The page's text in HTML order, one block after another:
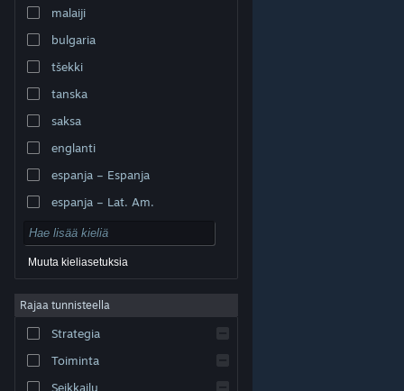
© Valve Corporation. Kaikki oikeudet pidätetään. Kaikki
Yhdysvalloissa ja kaikkialla maailmassa.
Helppokäyttötoiminnot
Hyvitykset|Evästeet
malaiji
bulgaria
tšekki
tanska
saksa
englanti
espanja – Espanja
espanja – Lat. Am.
Muuta kieliasetuksia
Rajaa tunnisteella
Strategia
Toiminta
Seikkailu